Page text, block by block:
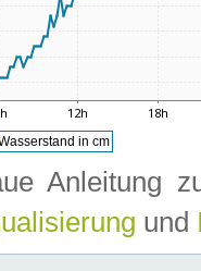
Anleitung
und